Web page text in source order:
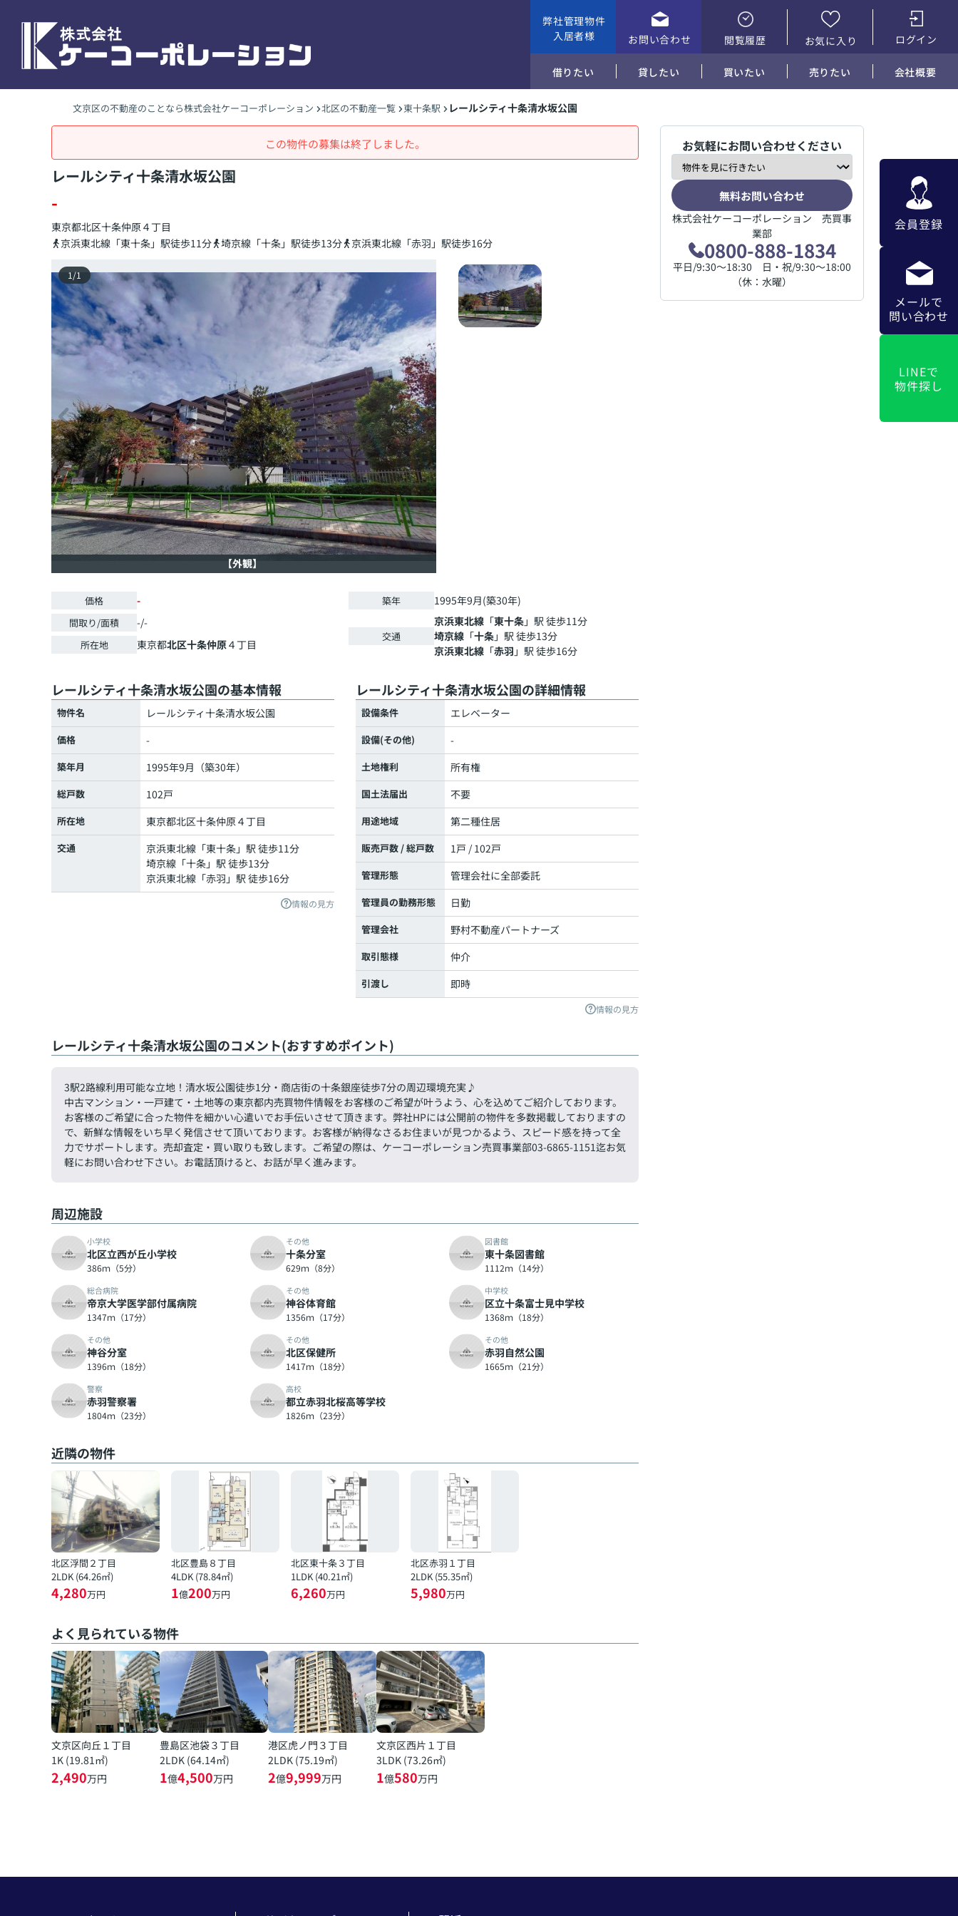
弊社管理物件
入居者様
お問い合わせ 閲覧履歴 お気に入り ログイン
借りたい 貸したい 買いたい 売りたい 会社概要
会員登録
メールで
問い合わせ
LINEで
物件探し
文京区の不動産のことなら株式会社ケーコーポレーション 北区の不動産一覧 東十条駅 レールシティ十条清水坂公園
この物件の募集は終了しました。
レールシティ十条清水坂公園
-
東京都北区十条仲原４丁目
京浜東北線「東十条」駅徒歩11分
埼京線「十条」駅徒歩13分 京浜東北線「赤羽」駅徒歩16分
1 /1
【外観】
価格 -
間取り/面積 -/-
所在地 東京都北区十条仲原４丁目
築年 1995年9月(築30年)
交通
京浜東北線 「東十条」駅 徒歩11分
埼京線 「十条」駅 徒歩13分
京浜東北線 「赤羽 」駅 徒歩16分
レールシティ十条清水坂公園の基本情報
物件名 レールシティ十条清水坂公園
価格 -
築年月 1995年9月（築30年）
総戸数 102戸
所在地 東京都北区十条仲原４丁目
交通 京浜東北線 「東十条」駅 徒歩11分
埼京線 「十条」駅 徒歩13分
京浜東北線 「赤羽 」駅 徒歩16分
情報の見方
レールシティ十条清水坂公園の詳細情報
設備条件 エレベーター
設備(その他) -
土地権利 所有権
国土法届出 不要
用途地域 第二種住居
販売戸数 / 総戸数 1戸 / 102戸
管理形態 管理会社に全部委託
管理員の勤務形態 日勤
管理会社 野村不動産パートナーズ
取引態様 仲介
引渡し 即時
情報の見方
レールシティ十条清水坂公園のコメント(おすすめポイント)
3駅2路線利用可能な立地！清水坂公園徒歩1分・商店街の十条銀座徒歩7分の周辺環境充実♪
中古マンション・一戸建て・土地等の東京都内売買物件情報をお客様のご希望が叶うよう、心を込めてご紹介しております。
お客様のご希望に合った物件を細かい心遣いでお手伝いさせて頂きます。弊社HPには公開前の物件を多数掲載しておりますの
で、新鮮な情報をいち早く発信させて頂いております。お客様が納得なさるお住まいが見つかるよう、スピード感を持って全
力でサポートします。売却査定・買い取りも致します。ご希望の際は、ケーコーポレーション売買事業部03-6865-1151迄お気
軽にお問い合わせ下さい。お電話頂けると、お話が早く進みます。
周辺施設
小学校
北区立西が丘小学校
386ｍ（5分）
その他
十条分室
629ｍ（8分）
図書館
東十条図書館
1112ｍ（14分）
総合病院
帝京大学医学部付属病院
1347ｍ（17分）
その他
神谷体育館
1356ｍ（17分）
中学校
区立十条富士見中学校
1368ｍ（18分）
その他
神谷分室
1396ｍ（18分）
その他
北区保健所
1417ｍ（18分）
その他
赤羽自然公園
1665ｍ（21分）
警察
赤羽警察署
1804ｍ（23分）
高校
都立赤羽北桜高等学校
1826ｍ（23分）
近隣の物件
北区浮間２丁目
2LDK (64.26㎡)
4,280万円
北区豊島８丁目
4LDK (78.84㎡)
1億200万円
北区東十条３丁目
1LDK (40.21㎡)
6,260万円
北区赤羽１丁目
2LDK (55.35㎡)
5,980万円
よく見られている物件
文京区向丘１丁目
1K (19.81㎡)
2,490万円
豊島区池袋３丁目
2LDK (64.14㎡)
1億4,500万円
港区虎ノ門３丁目
2LDK (75.19㎡)
2億9,999万円
文京区西片１丁目
3LDK (73.26㎡)
1億580万円
お気軽にお問い合わせください
無料お問い合わせ
株式会社ケーコーポレーション 売買事
業部
0800-888-1834
平日/9:30～18:30 日・祝/9:30～18:00
（休：水曜）